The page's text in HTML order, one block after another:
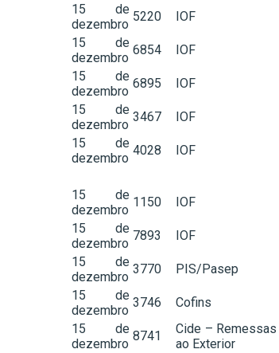
15 de
dezembro
5220 IOF
15 de
dezembro
6854 IOF
15 de
dezembro
6895 IOF
15 de
dezembro
3467 IOF
15 de
dezembro
4028 IOF
15 de
dezembro
1150 IOF
15 de
dezembro
7893 IOF
15 de
dezembro
3770 PIS/Pasep
15 de
dezembro
3746 Cofins
15 de
dezembro
8741
Cide – Remessas
ao Exterior